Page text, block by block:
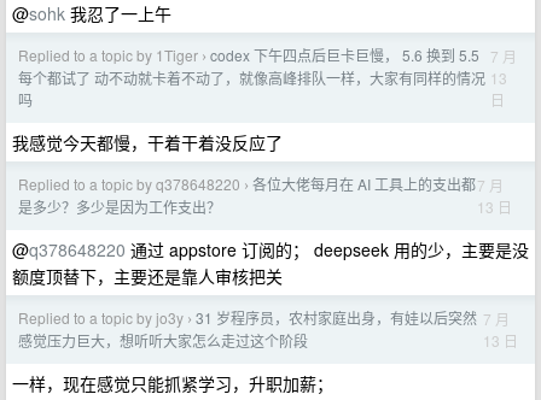
@sohk 我忍了一上午
Replied to a topic by 1Tiger › codex 下午四点后巨卡巨慢， 5.6 换到 5.5
每个都试了 动不动就卡着不动了，就像高峰排队一样，大家有同样的情况
吗
7 月
13
日
我感觉今天都慢，干着干着没反应了
Replied to a topic by q378648220 › 各位大佬每月在 AI 工具上的支出都
是多少？多少是因为工作支出？
7 月
13 日
@q378648220 通过 appstore 订阅的； deepseek 用的少，主要是没
额度顶替下，主要还是靠人审核把关
Replied to a topic by jo3y › 31 岁程序员，农村家庭出身，有娃以后突然
感觉压力巨大，想听听大家怎么走过这个阶段
7 月
13 日
一样，现在感觉只能抓紧学习，升职加薪；